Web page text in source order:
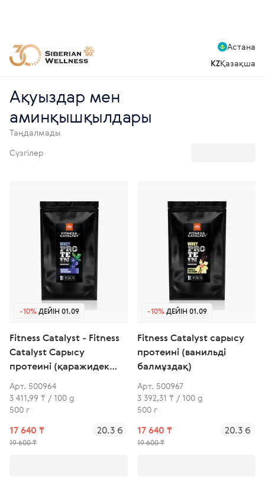
Астана
KZҚазақша
Ақуыздар мен
аминқышқылдары
Таңдалмады
Сүзгілер
-10%ДЕЙІН 01.09
Fitness Catalyst - Fitness
Catalyst Сарысу
протеині (қаражидек
ірімшігі)
Арт. 500964
3 411,99 ₸ / 100 g
500 г
17 640 ₸
19 600 ₸
20.3 б
-10%ДЕЙІН 01.09
Fitness Catalyst сарысу
протеині (ванильді
балмұздақ)
Арт. 500967
3 392,31 ₸ / 100 g
500 г
17 640 ₸
19 600 ₸
20.3 б